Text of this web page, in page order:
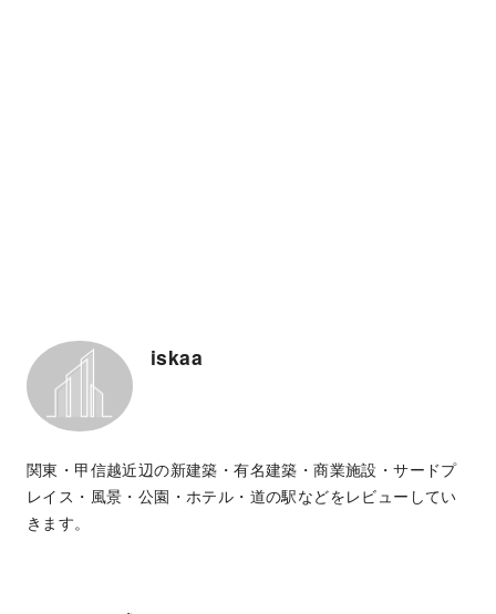
iskaa
関東・甲信越近辺の新建築・有名建築・商業施設・サードプ
レイス・風景・公園・ホテル・道の駅などをレビューしてい
きます。